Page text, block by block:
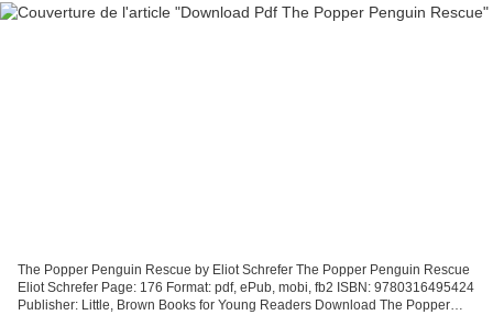
The Popper Penguin Rescue by Eliot Schrefer The Popper Penguin Rescue
Eliot Schrefer Page: 176 Format: pdf, ePub, mobi, fb2 ISBN: 9780316495424
Publisher: Little, Brown Books for Young Readers Download The Popper